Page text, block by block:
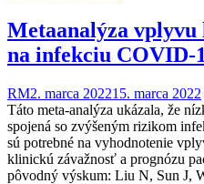
Metaanalýza
na infekciu COVID-
RM2. marca 202215. marca 2022
Táto meta-analýza ukázala, že
spojená so zvýšeným rizikom
sú potrebné na vyhodnotenie
klinickú závažnosť a prognózu
pôvodný výskum: Liu N, Sun J,